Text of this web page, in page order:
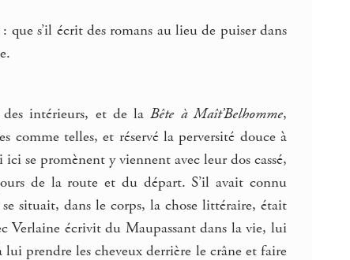
s’il écrit des romans au lieu de puiser dans
des intérieurs, et de laBête à Maît’Belhomme,
comme telles, et réservé la perversité douce à
se promènent y viennent avec leur dos cassé,
de la route et du départ. S’il avait connu
situait, dans le corps, la chose littéraire, était
Verlaine écrivit du Maupassant dans la vie, lui
prendre les cheveux derrière le crâne et faire